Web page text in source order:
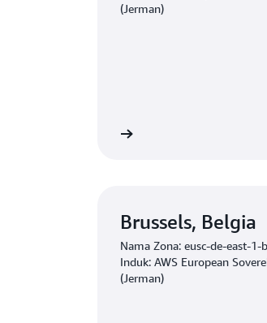
(Jerman)
Brussels, Belgia
Nama Zona: eusc-de-east-1-
Induk: AWS European
(Jerman)